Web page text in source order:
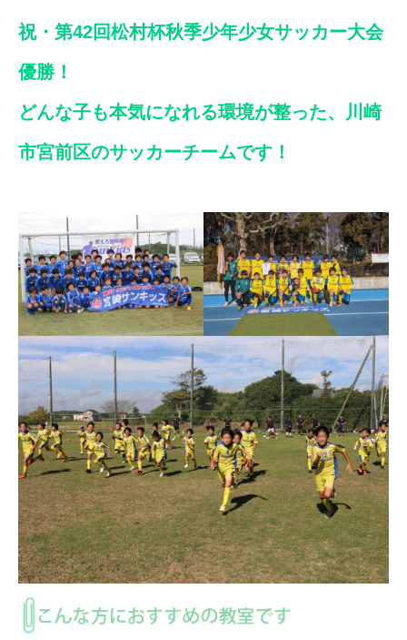
祝・第42回松村杯秋季少年少女サッカー大会
優勝！
どんな子も本気になれる環境が整った、川崎
市宮前区のサッカーチームです！